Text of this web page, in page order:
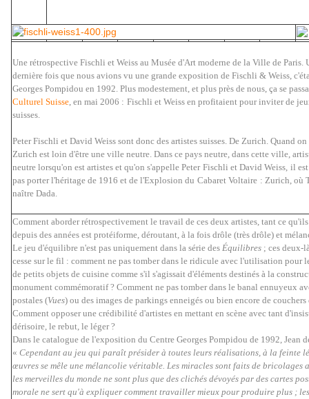
Une rétrospective Fischli et Weiss au Musée d'Art moderne de la Ville de Paris.
dernière fois que nous avions vu une grande exposition de Fischli & Weiss,
Georges Pompidou en 1992. Plus modestement, et plus près de nous, ça se
Culturel Suisse, en mai 2006 : Fischli et Weiss en profitaient pour inviter de
suisses.
Peter Fischli et David Weiss sont donc des artistes suisses. De Zurich. Quand on
Zurich est loin d'être une ville neutre. Dans ce pays neutre, dans cette ville,
neutre lorsqu'on est artistes et qu'on s'appelle Peter Fischli et David Weiss, il
pas porter l'héritage de 1916 et de l'Explosion du Cabaret Voltaire : Zurich, où
naître Dada.
Comment aborder rétrospectivement le travail de ces deux artistes, tant ce
depuis des années est protéiforme, déroutant, à la fois drôle (très drôle) et
Le jeu d'équilibre n'est pas uniquement dans la série des Équilibres ; ces deux-
cesse sur le fil : comment ne pas tomber dans le ridicule avec l'utilisation pour
de petits objets de cuisine comme s'il s'agissait d'éléments destinés à la
monument commémoratif ? Comment ne pas tomber dans le banal ennuyeux
postales (Vues) ou des images de parkings enneigés ou bien encore de
Comment opposer une crédibilité d'artistes en mettant en scène avec tant
dérisoire, le rebut, le léger ?
Dans le catalogue de l'exposition du Centre Georges Pompidou de 1992, Jean
« Cependant au jeu qui paraît présider à toutes leurs réalisations, à la feinte
œuvres se mêle une mélancolie véritable. Les miracles sont faits de bricolages
les merveilles du monde ne sont plus que des clichés dévoyés par des cartes
morale ne sert qu'à expliquer comment travailler mieux pour produire plus ;